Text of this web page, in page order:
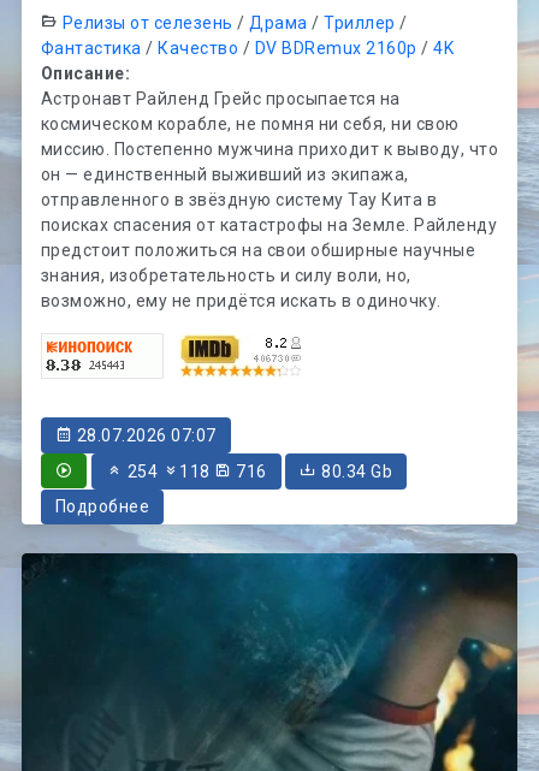
Релизы от селезень / Драма /Триллер /
Фантастика / Качество / DV BDRemux 2160p /4K
Описание:
Астронавт Райленд Грейс просыпается на
космическом корабле, не помня ни себя, ни свою
миссию. Постепенно мужчина приходит к выводу, что
он — единственный выживший из экипажа,
отправленного в звёздную систему Тау Кита в
поисках спасения от катастрофы на Земле. Райленду
предстоит положиться на свои обширные научные
знания, изобретательность и силу воли, но,
возможно, ему не придётся искать в одиночку.
28.07.2026 07:07
254
118 716
80.34 Gb
Подробнее